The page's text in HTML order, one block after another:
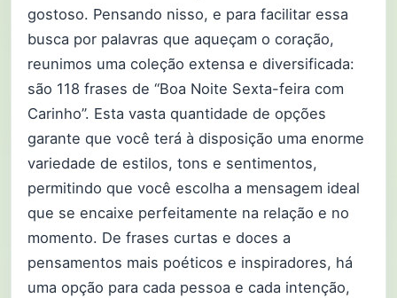
gostoso. Pensando nisso, e para facilitar essa
busca por palavras que aqueçam o coração,
reunimos uma coleção extensa e diversificada:
são 118 frases de “Boa Noite Sexta-feira com
Carinho”. Esta vasta quantidade de opções
garante que você terá à disposição uma enorme
variedade de estilos, tons e sentimentos,
permitindo que você escolha a mensagem ideal
que se encaixe perfeitamente na relação e no
momento. De frases curtas e doces a
pensamentos mais poéticos e inspiradores, há
uma opção para cada pessoa e cada intenção,